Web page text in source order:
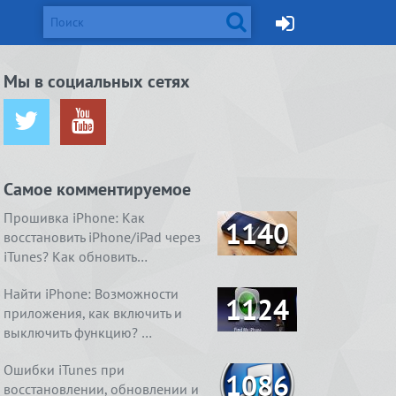
…
4 способа, как очистить
Real Boxing 2 ROCKY.
Ничего
Мы в социальных сетях
Самое комментируемое
Прошивка iPhone: Как
восстановить iPhone/iPad через
iTunes? Как обновить…
1140
Найти iPhone: Возможности
приложения, как включить и
выключить функцию? …
1124
Ошибки iTunes при
восстановлении, обновлении и
1086